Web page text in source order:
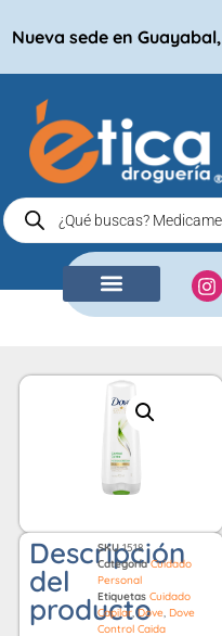
Nueva sede en Guayabal,
Descripción
del
producto
SKU1518
Categoría Cuidado
Personal
Etiquetas Cuidado
Capilar,Dove ,Dove
Control Caida